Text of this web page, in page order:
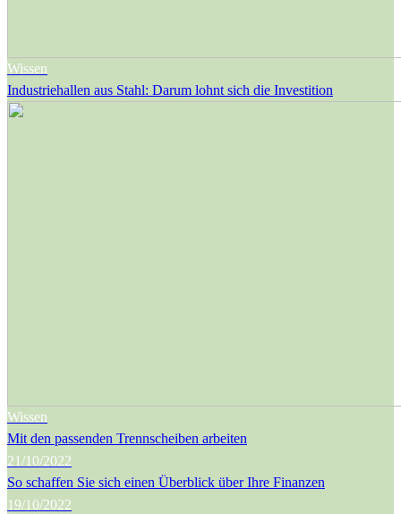
Wissen
Industriehallen aus Stahl: Darum lohnt sich die Investition
Wissen
Mit den passenden Trennscheiben arbeiten
21/10/2022
So schaffen Sie sich einen Überblick über Ihre Finanzen
19/10/2022